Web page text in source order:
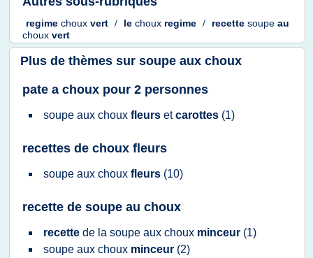
regime choux vert / le choux regime / recette soupe au
choux vert
Plus de thèmes sur soupe aux choux
pate a choux pour 2 personnes
soupe aux choux fleurs etcarottes (1)
recettes de choux fleurs
soupe aux choux fleurs (10)
recette de soupe au choux
recette de la soupe aux choux minceur (1)
soupe aux choux minceur (2)